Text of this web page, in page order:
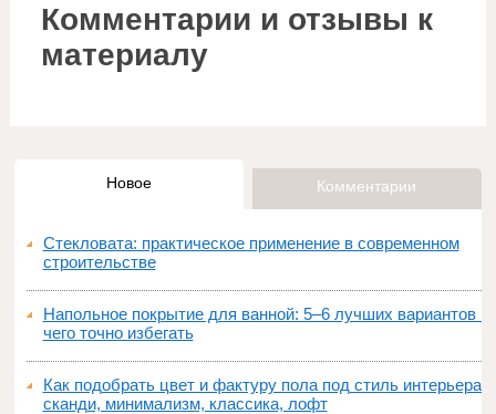
Комментарии и отзывы к
материалу
Новое Комментарии
Стекловата: практическое применение в современном
строительстве
Напольное покрытие для ванной: 5–6 лучших вариантов и
чего точно избегать
Как подобрать цвет и фактуру пола под стиль интерьера:
сканди, минимализм, классика, лофт